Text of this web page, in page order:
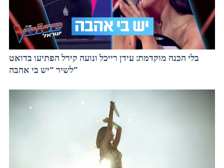
בלי הכנה מוקדמת: עידן רייכל ונועה קירל הפתיעו בדואט
לשיר “יש בי אהבה”